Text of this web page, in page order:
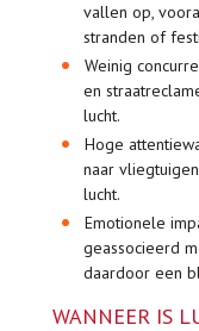
vallen op,
stranden of
Weinig
en
lucht.
Hoge
naar
lucht.
Emotionele
geassocieerd
daardoor een
WANNEER IS